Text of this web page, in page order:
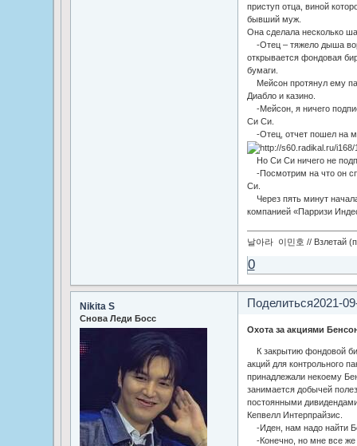
приступ отца, виной
бывший муж.
Она сделала несколько
-Отец – тяжело дыша
открывается фондовая
бумаги.
Мейсон протянул ему
Диабло и казино.
-Мейсон, я ничего
Си Си.
-Отец, отчет пошел на
Но Си Си ничего не
-Посмотрим на что он
Си.
Через пять минут
компанией «Парризи
날아라 이민호 // Взлетай
0
Поделиться2021-
Nikita S
Снова Леди Босс
Охота за акциями
К закрытию фондовой
акций для контрольного
принадлежали некоему
занимается добычей
постоянными
Кепвелл Интерпрайзис.
-Иден, нам надо найти
-Конечно, но мне все же